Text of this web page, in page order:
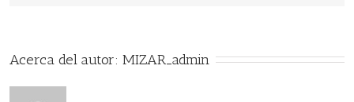
Acerca del autor: MIZAR_admin